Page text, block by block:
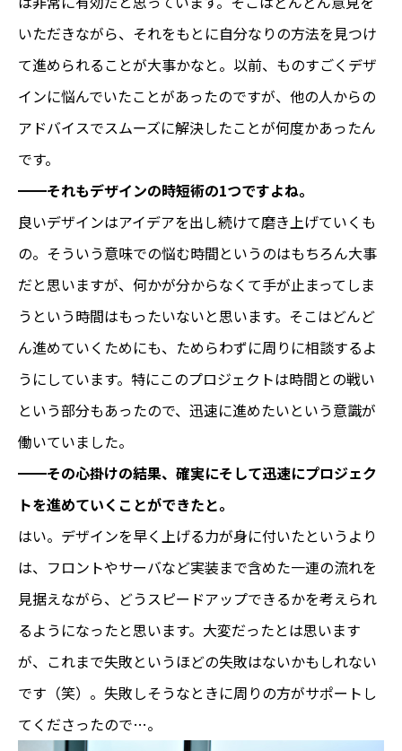
いただきながら、それをもとに自分なりの方法を見つけ
て進められることが大事かなと。以前、ものすごくデザ
インに悩んでいたことがあったのですが、他の人からの
アドバイスでスムーズに解決したことが何度かあったん
です。
━━それもデザインの時短術の1つですよね。
良いデザインはアイデアを出し続けて磨き上げていくも
の。そういう意味での悩む時間というのはもちろん大事
だと思いますが、何かが分からなくて手が止まってしま
うという時間はもったいないと思います。そこはどんど
ん進めていくためにも、ためらわずに周りに相談するよ
うにしています。特にこのプロジェクトは時間との戦い
という部分もあったので、迅速に進めたいという意識が
働いていました。
━━その心掛けの結果、確実にそして迅速にプロジェク
トを進めていくことができたと。
はい。デザインを早く上げる力が身に付いたというより
は、フロントやサーバなど実装まで含めた一連の流れを
見据えながら、どうスピードアップできるかを考えられ
るようになったと思います。大変だったとは思います
が、これまで失敗というほどの失敗はないかもしれない
です（笑）。失敗しそうなときに周りの方がサポートし
てくださったので…。